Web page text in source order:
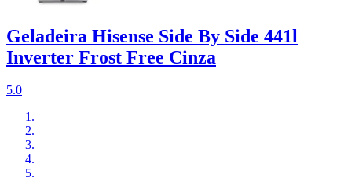
Geladeira Hisense Side By Side 441l
Inverter Frost Free Cinza
5.0